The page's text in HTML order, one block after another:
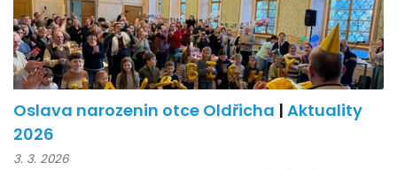
Oslava narozenin otce Oldřicha | Aktuality
2026
3. 3. 2026